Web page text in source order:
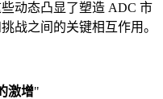
动态凸显了塑造 ADC 市
战之间的关键相互作用。
激增"